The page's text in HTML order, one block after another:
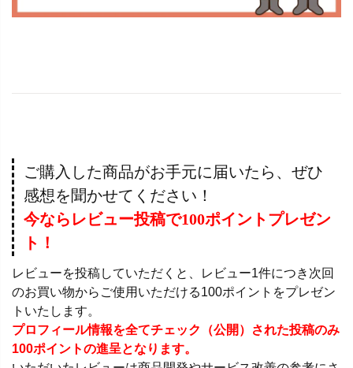
ご購入した商品がお手元に届いたら、ぜひ
感想を聞かせてください！
今ならレビュー投稿で100ポイントプレゼン
ト！
レビューを投稿していただくと、レビュー1件につき次回
のお買い物からご使用いただける100ポイントをプレゼン
トいたします。
プロフィール情報を全てチェック（公開）された投稿のみ
100ポイントの進呈となります。